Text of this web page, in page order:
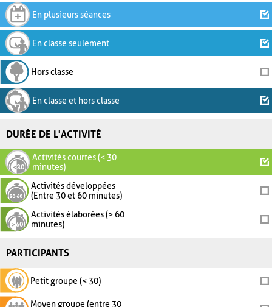
En plusieurs séances
En classe seulement
Hors classe
En classe et hors classe
DURÉE DE L'ACTIVITÉ
Activités courtes (< 30
minutes)
Activités développées
(Entre 30 et 60 minutes)
Activités élaborées (> 60
minutes)
PARTICIPANTS
Petit groupe (< 30)
Moyen groupe (entre 30